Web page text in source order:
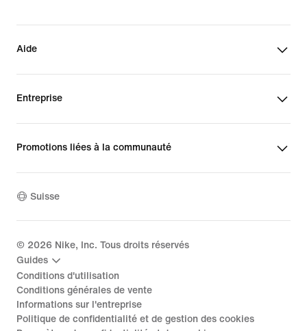
Aide
Entreprise
Promotions liées à la communauté
Suisse
© 2026 Nike, Inc. Tous droits réservés
Guides
Conditions d'utilisation
Conditions générales de vente
Informations sur l'entreprise
Politique de confidentialité et de gestion des cookies